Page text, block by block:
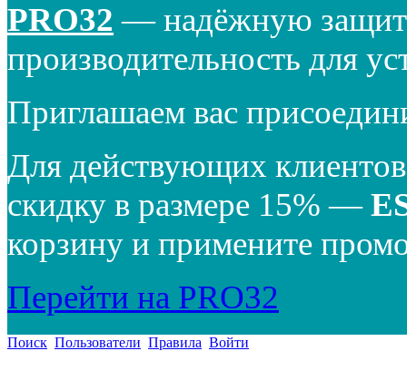
PRO32 — надёжную
производительность для
Приглашаем вас
Для действующих
скидку в размере 15% —
корзину и примените
Перейти на PRO32
Поиск Пользователи Правила Войти